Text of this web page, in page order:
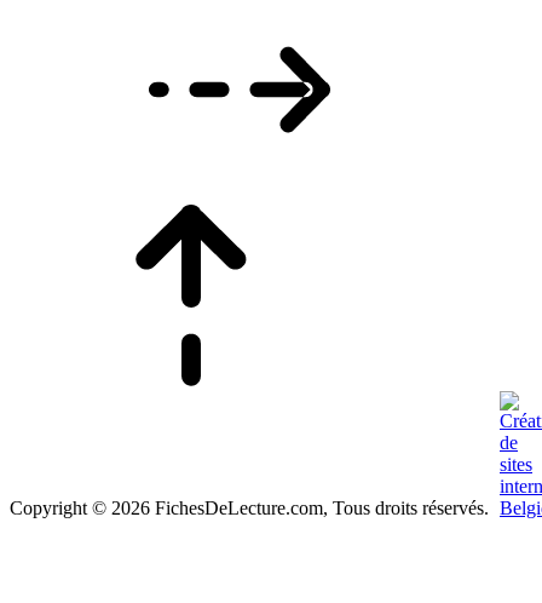
Copyright © 2026 FichesDeLecture.com, Tous droits réservés.